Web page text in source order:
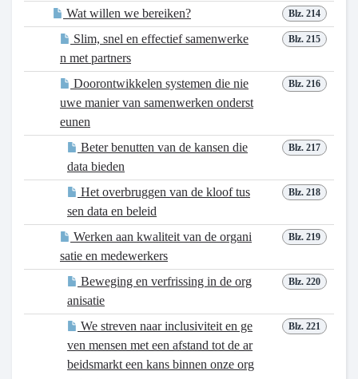
Blz. 214
Wat willen we bereiken?
Blz. 215
Slim, snel en effectief samenwerke
n met partners
Blz. 216
Doorontwikkelen systemen die nie
uwe manier van samenwerken onderst
eunen
Blz. 217
Beter benutten van de kansen die
data bieden
Blz. 218
Het overbruggen van de kloof tus
sen data en beleid
Blz. 219
Werken aan kwaliteit van de organi
satie en medewerkers
Blz. 220
Beweging en verfrissing in de org
anisatie
Blz. 221
We streven naar inclusiviteit en ge
ven mensen met een afstand tot de ar
beidsmarkt een kans binnen onze org